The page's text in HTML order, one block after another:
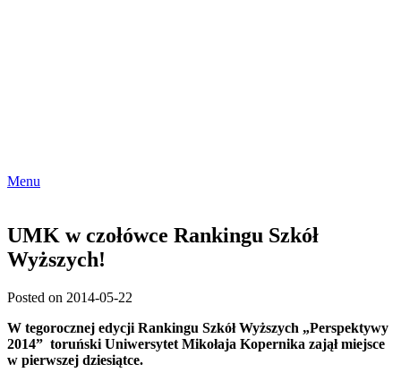
Menu
UMK w czołówce Rankingu Szkół
Wyższych!
Posted on 2014-05-22
W tegorocznej edycji Rankingu Szkół Wyższych „Perspektywy
2014” toruński Uniwersytet Mikołaja Kopernika zajął miejsce
w pierwszej dziesiątce.